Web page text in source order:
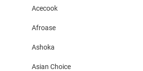
Acecook
Afroase
Ashoka
Asian Choice